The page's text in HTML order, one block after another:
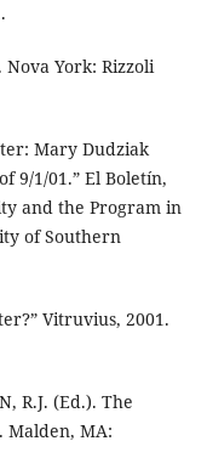
York: Rizzoli
Mary Dudziak
9/1/01.” El Boletín,
and the Program in
of Southern
Vitruvius, 2001.
R.J. (Ed.). The
Malden, MA: